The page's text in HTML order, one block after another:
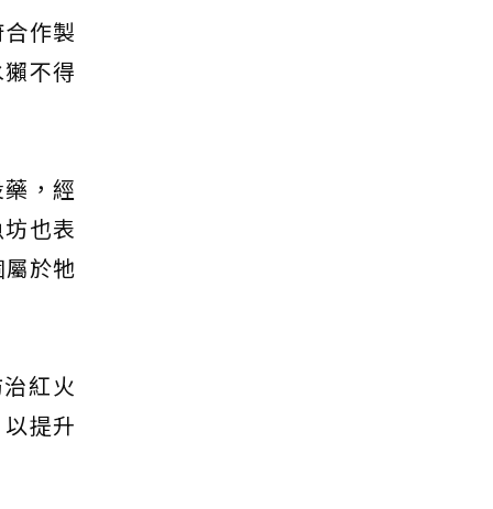
作製
不得
，經
也表
於牠
紅火
提升